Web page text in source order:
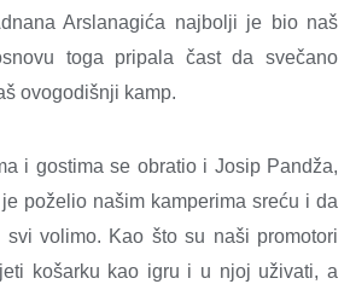
Arslanagića najbolji je bio naš
toga pripala čast da svečano
ovogodišnji kamp.
i gostima se obratio i Josip Pandža,
poželio našim kamperima sreću i da
volimo. Kao što su naši promotori
košarku kao igru i u njoj uživati, a